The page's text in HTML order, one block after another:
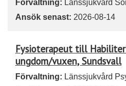
Förvaltning: Länssjukvård
Ansök senast: 2026-08-14
Fysioterapeut till
ungdom/vuxen, Sundsvall
Förvaltning: Länssjukvård